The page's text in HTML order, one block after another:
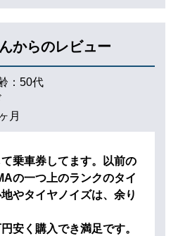
からのレビュー
： 50代
月
乗車券してます。以前の
の一つ上のランクのタイ
やタイヤノイズは、余り
安く購入でき満足です。